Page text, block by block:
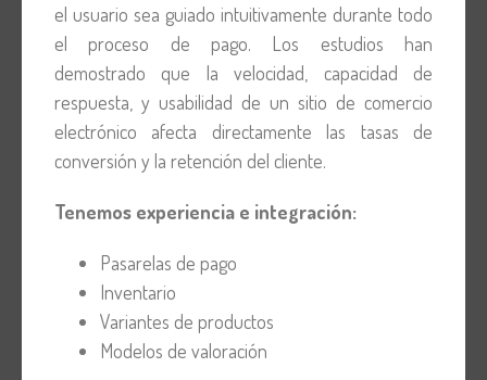
el usuario sea guiado intuitivamente durante todo
el proceso de pago. Los estudios han
demostrado que la velocidad, capacidad de
respuesta, y usabilidad de un sitio de comercio
electrónico afecta directamente las tasas de
conversión y la retención del cliente.
Tenemos experiencia e integración:
Pasarelas de pago
Inventario
Variantes de productos
Modelos de valoración